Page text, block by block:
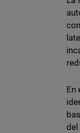
En
del